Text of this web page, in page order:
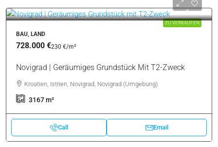
ZU VERKAUFEN
BAU, LAND
728.000 €230 €/m²
Novigrad | Geräumiges Grundstück Mit T2-Zweck
Kroatien, Istrien, Novigrad, Novigrad (Umgebung)
3167m²
Call Email